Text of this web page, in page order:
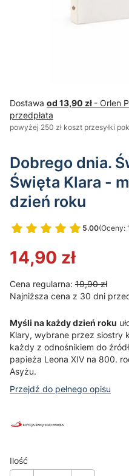
Dostawa od 13,90 zł - Orlen
przedpłata
powyżej 250 zł koszt przesyłki
Dobrego dnia.
Święta Klara -
dzień roku
5.00(Oceny:
Przejdź
14,90 zł
Cena regularna: 19,90 zł
Najniższa cena z 30 dni
Myśli na każdy dzień roku
Klary, wybrane przez siostry
każdy z odnośnikiem do
papieża Leona XIV na 800.
Asyżu.
Przejdź do pełnego opisu
Ilość